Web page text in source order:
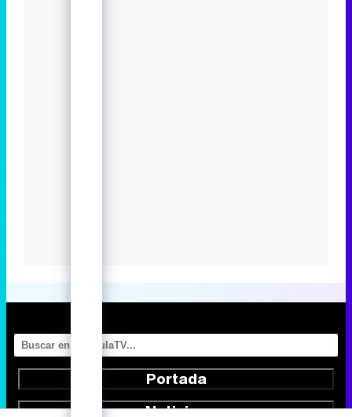
Portada
Noticias